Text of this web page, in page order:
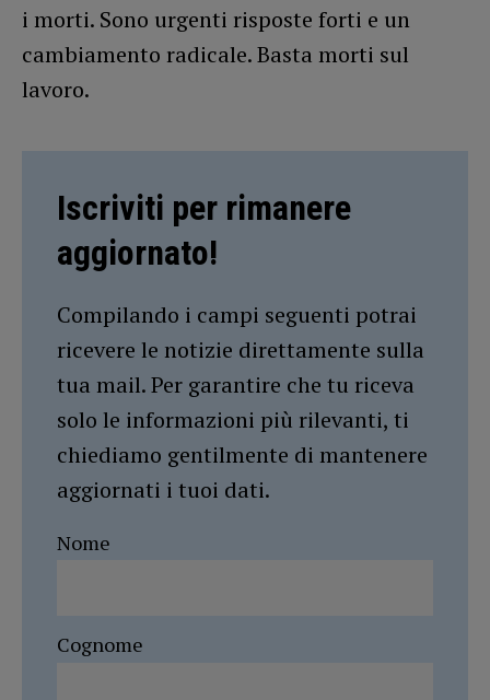
i morti. Sono urgenti risposte forti e un
cambiamento radicale. Basta morti sul
lavoro.
Iscriviti per rimanere
aggiornato!
Compilando i campi seguenti potrai
ricevere le notizie direttamente sulla
tua mail. Per garantire che tu riceva
solo le informazioni più rilevanti, ti
chiediamo gentilmente di mantenere
aggiornati i tuoi dati.
Nome
Cognome